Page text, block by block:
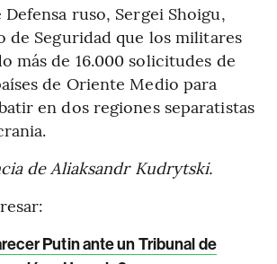
ruso, Sergei Shoigu,
de Seguridad que los militares
más de 16.000 solicitudes de
de Oriente Medio para
en dos regiones separatistas
de Aliaksandr Kudrytski.
Putin ante un Tribunal de